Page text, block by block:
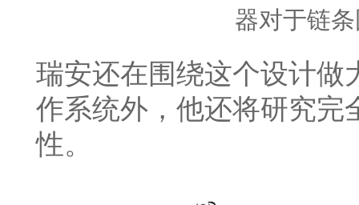
器对于链
瑞安还在围绕这个设计做
作系统外，他还将研究完
性。